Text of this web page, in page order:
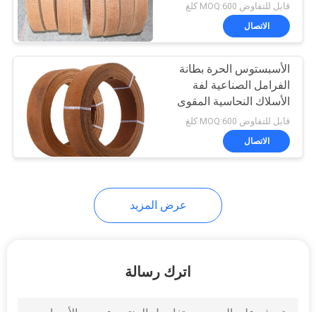
بطانة الفرامل الخالية
من الأسبستوس
17
ورقة مواد الاحتكاك
قابل للتفاوض MOQ:600 كلغ
الاتصال
الأسبستوس الحرة بطانة
الفرامل الصناعية لفة
الأسلاك النحاسية المقوى
لفة الفرامل بطانة
قابل للتفاوض MOQ:600 كلغ
الاتصال
عرض المزيد
اترك رسالة